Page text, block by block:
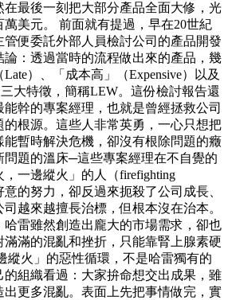
最後一刻把大部分產品全面大修，光
美元。 前面就有提過，早在20世紀
管便委託外部人員檢討公司的產品開發
：透過當時的流程做出來的產品，幾
）、「成本高」（Expensive）以及
三大特徵，簡稱LEW。這份檢討報告還
幹的專案經理，也就是曾經拯救公司
的根源。這些人非常英勇，一心只想把
能暫時解決危機，卻沒有根除問題的癥
問題的溫床─這些專案經理在不自覺的
一邊縱火」的人（firefighting
意的努力，卻反過來扼殺了公司成長、
越來越擅長治標，但根本沒在治本。
哈雷雖然創造出龐大的市場需求，卻也
滿的混亂和挫折，只能靠腎上腺素硬
縱火」的惡性循環，不是哈雷獨有的
組織看過：大家拚命想交出成果，雖
更多混亂。表面上先把事情做完，實